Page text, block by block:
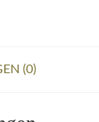
(0)